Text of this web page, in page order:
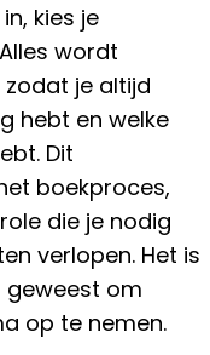
kies je
wordt
zodat je altijd
hebt en welke
Dit
boekproces,
die je nodig
verlopen. Het is
geweest om
op te nemen.